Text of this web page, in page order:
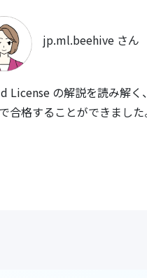
jp.ml.beehive さん
License の解説を読み解く
合格することができました